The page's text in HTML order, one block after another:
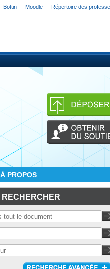
Bottin Moodle Répertoire des
À PROPOS
RECHERCHER